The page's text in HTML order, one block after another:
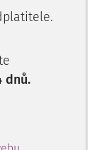
této
stát, a tudíž
platit pojistné,
dnů.